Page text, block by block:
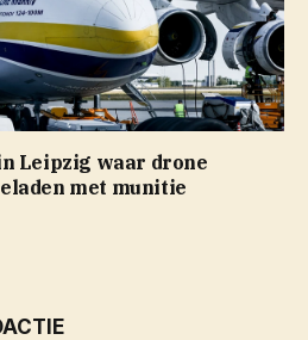
Leipzig waar drone
met munitie